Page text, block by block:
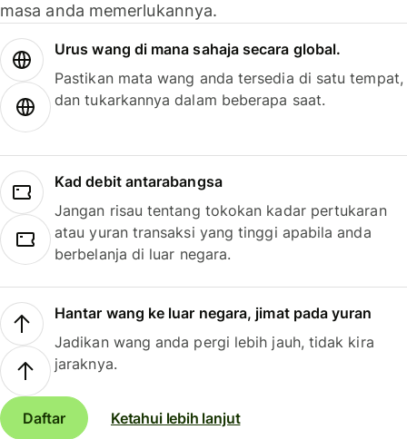
masa anda memerlukannya.
Urus wang di mana sahaja secara global.
Pastikan mata wang anda tersedia di satu tempat,
dan tukarkannya dalam beberapa saat.
Kad debit antarabangsa
Jangan risau tentang tokokan kadar pertukaran
atau yuran transaksi yang tinggi apabila anda
berbelanja di luar negara.
Hantar wang ke luar negara, jimat pada yuran
Jadikan wang anda pergi lebih jauh, tidak kira
jaraknya.
Daftar Ketahui lebih lanjut